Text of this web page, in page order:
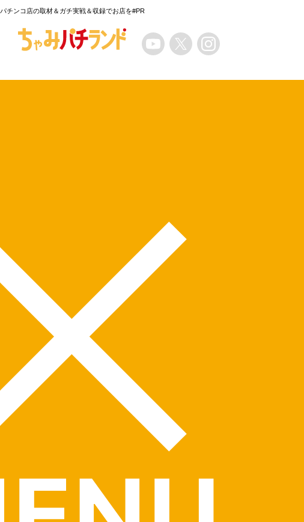
パチンコ店の取材＆ガチ実戦＆収録でお店を#PR